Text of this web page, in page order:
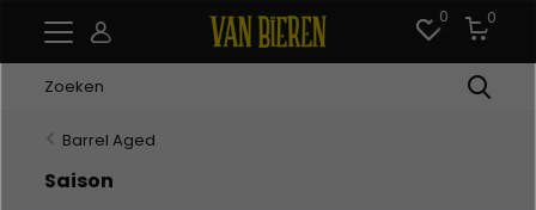
0 0
Barrel Aged
Saison